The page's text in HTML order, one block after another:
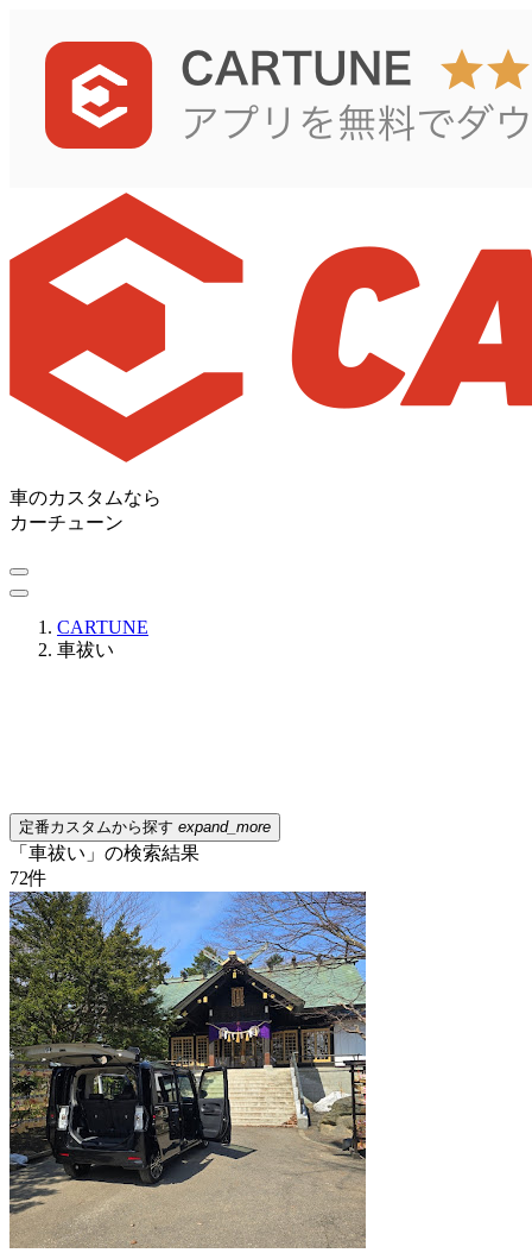
車のカスタムなら
カーチューン
CARTUNE
車祓い
定番カスタムから探す expand_more
「車祓い」の検索結果
72件